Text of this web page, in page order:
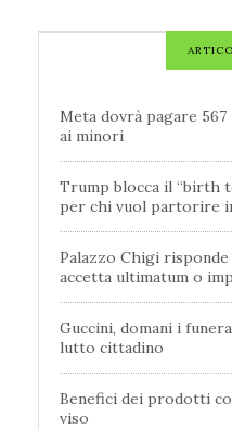
Meta dovrà pagare
ai minori
Trump blocca il “birth
per chi vuol partorire
Palazzo Chigi risponde
accetta ultimatum o
Guccini, domani i
lutto cittadino
Benefici dei prodotti
viso